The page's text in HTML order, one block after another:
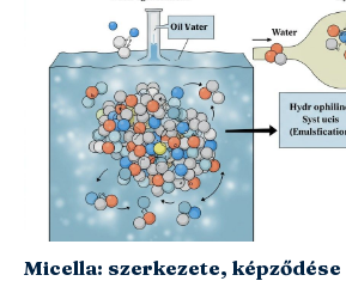
Micella: szerkezete,